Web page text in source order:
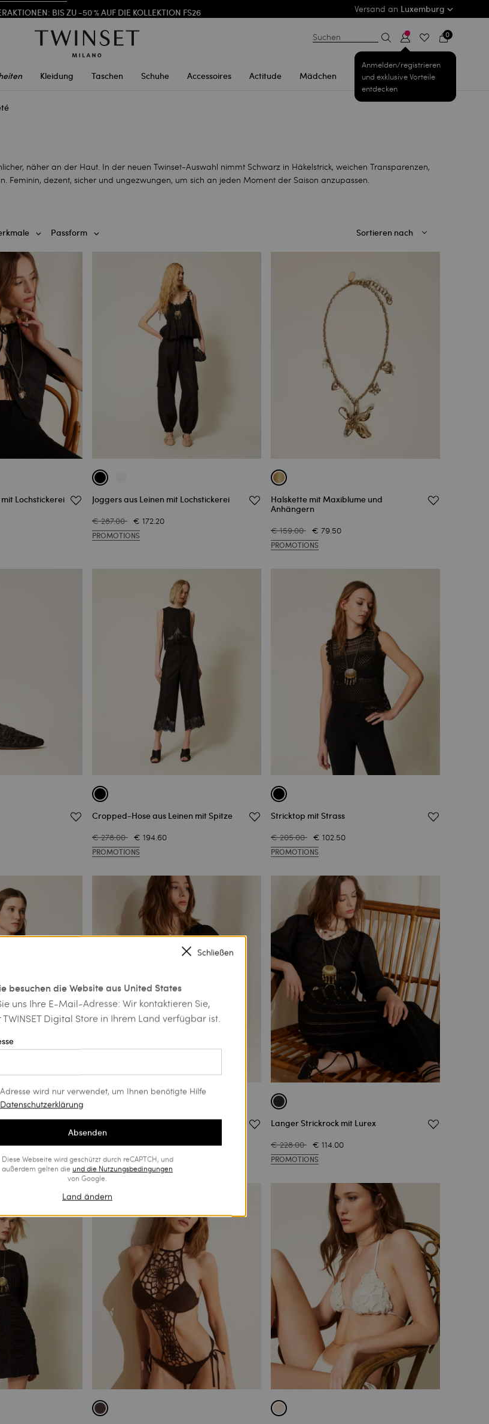
: BIS ZU -50 % AUF DIE KOLLEKTION FS26
Versand an Luxemburg
Kleidung Taschen Schuhe Accessoires Actitude Mädchen
Suchen
Anmelden/registrieren
und exklusive Vorteile
entdecken
0
näher an der Haut. In der neuen Twinset-Auswahl nimmt Schwarz in Häkelstrick, weichen Transparenzen,
Feminin, dezent, sicher und ungezwungen, um sich an jeden Moment der Saison anzupassen.
Passform Sortieren nach
Lochstickerei Joggers aus Leinen mit Lochstickerei
€ 287.00 € 172.20
PROMOTIONS
Halskette mit Maxiblume und
Anhängern
€ 159.00 € 79.50
PROMOTIONS
Cropped-Hose aus Leinen mit Spitze
€ 278.00 € 194.60
PROMOTIONS
Stricktop mit Strass
€ 205.00 € 102.50
PROMOTIONS
Bluse aus floralem Tüll
€ 155.00 € 77.50
PROMOTIONS
Langer Strickrock mit Lurex
€ 228.00 € 114.00
PROMOTIONS
Schließen
besuchen die Website aus United States
uns Ihre E-Mail-Adresse: Wir kontaktieren Sie,
Digital Store in Ihrem Land verfügbar ist.
wird nur verwendet, um Ihnen benötigte Hilfe
Datenschutzerklärung
Absenden
Diese Webseite wird geschützt durch reCAPTCH, und
außerdem gelten die und die Nutzungsbedingungen
von Google.
Land ändern